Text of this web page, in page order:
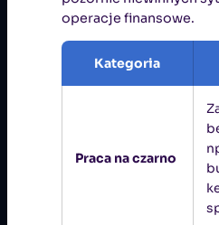
operacje finansowe.
Kategoria
Praca na czarno